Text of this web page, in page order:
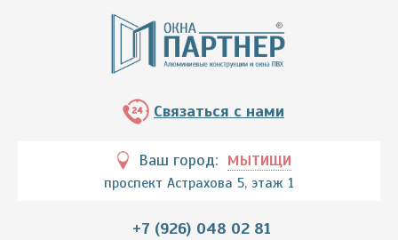
Связаться с нами
Ваш город: МЫТИЩИ
проспект Астрахова 5, этаж 1
+7 (926) 048 02 81